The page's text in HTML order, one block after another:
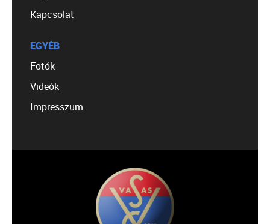
Kapcsolat
EGYÉB
Fotók
Videók
Impresszum